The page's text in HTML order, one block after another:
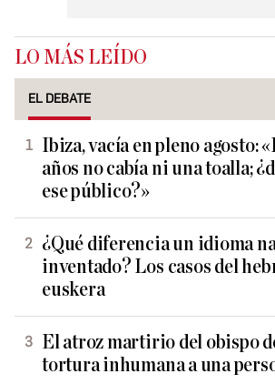
LO MÁS LEÍDO
EL DEBATE
Ibiza, vacía en pleno agosto:
años no cabía ni una toalla;
ese público?»
¿Qué diferencia un idioma
inventado? Los casos del
euskera
El atroz martirio del obispo
tortura inhumana a una